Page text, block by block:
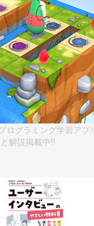
ログラミング学習アプ
解説掲載中!!